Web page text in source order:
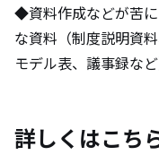
◆資料作成などが苦
な資料（制度説明資
モデル表、議事録な
詳しくはこち